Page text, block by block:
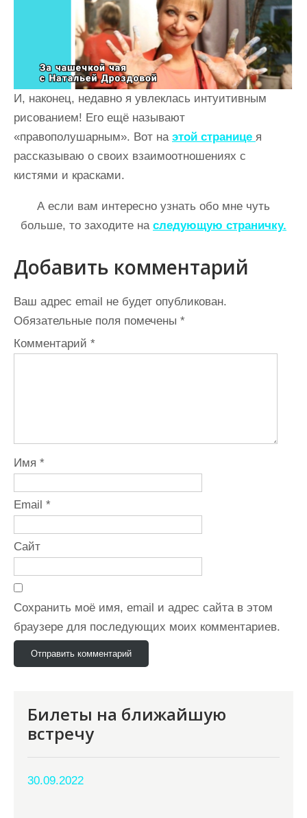
И, наконец, недавно я увлеклась интуитивным
рисованием! Его ещё называют
«правополушарным». Вот на этой странице я
рассказываю о своих взаимоотношениях с
кистями и красками.
А если вам интересно узнать обо мне чуть
больше, то заходите на следующую страничку.
Добавить комментарий
Ваш адрес email не будет опубликован.
Обязательные поля помечены *
Комментарий *
Имя *
Email *
Сайт
Сохранить моё имя, email и адрес сайта в этом
браузере для последующих моих комментариев.
Билеты на ближайшую
встречу
30.09.2022